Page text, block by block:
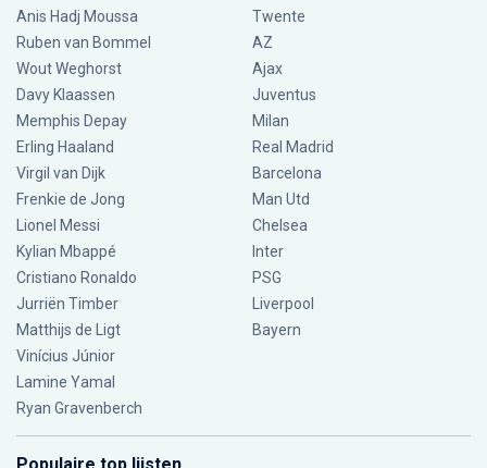
Anis Hadj Moussa
Ruben van Bommel
Wout Weghorst
Davy Klaassen
Memphis Depay
Erling Haaland
Virgil van Dijk
Frenkie de Jong
Lionel Messi
Kylian Mbappé
Cristiano Ronaldo
Jurriën Timber
Matthijs de Ligt
Vinícius Júnior
Lamine Yamal
Ryan Gravenberch
Twente
AZ
Ajax
Juventus
Milan
Real Madrid
Barcelona
Man Utd
Chelsea
Inter
PSG
Liverpool
Bayern